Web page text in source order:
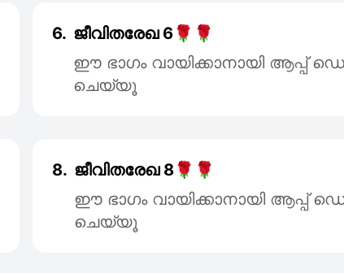
6. ജീവിതരേഖ 6🌹🌹
ഈ ഭാഗം വായിക്കാനായി
ചെയ്യൂ
8. ജീവിതരേഖ 8🌹🌹
ഈ ഭാഗം വായിക്കാനായി
ചെയ്യൂ